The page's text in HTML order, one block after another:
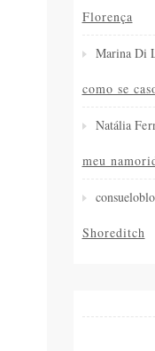
Florença
Marina Di
como se
Natália
meu
Shoreditch